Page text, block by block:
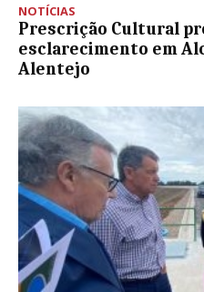
NOTÍCIAS
Prescrição Cultural
esclarecimento em
Alentejo